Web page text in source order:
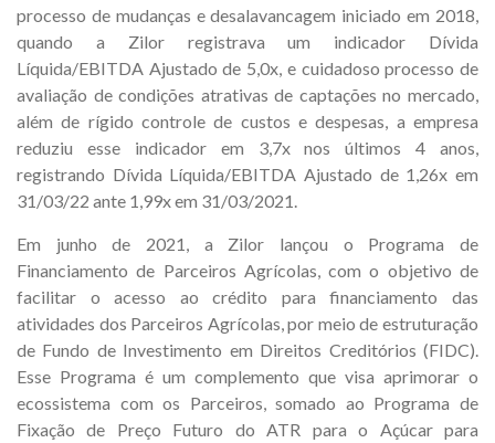
processo de mudanças e desalavancagem iniciado em 2018,
quando a Zilor registrava um indicador Dívida
Líquida/EBITDA Ajustado de 5,0x, e cuidadoso processo de
avaliação de condições atrativas de captações no mercado,
além de rígido controle de custos e despesas, a empresa
reduziu esse indicador em 3,7x nos últimos 4 anos,
registrando Dívida Líquida/EBITDA Ajustado de 1,26x em
31/03/22 ante 1,99x em 31/03/2021.
Em junho de 2021, a Zilor lançou o Programa de
Financiamento de Parceiros Agrícolas, com o objetivo de
facilitar o acesso ao crédito para financiamento das
atividades dos Parceiros Agrícolas, por meio de estruturação
de Fundo de Investimento em Direitos Creditórios (FIDC).
Esse Programa é um complemento que visa aprimorar o
ecossistema com os Parceiros, somado ao Programa de
Fixação de Preço Futuro do ATR para o Açúcar para